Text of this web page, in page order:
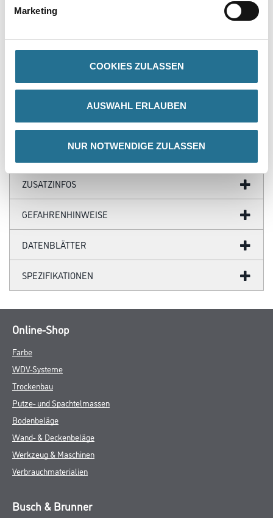
Marketing
COOKIES ZULASSEN
AUSWAHL ERLAUBEN
NUR NOTWENDIGE ZULASSEN
Verarbeitungstemp./Luftfeuchte
Untere Temperaturgrenze bei der Verarbeitung und Trocknung: +5
ZUSATZINFOS
GEFAHRENHINWEISE
DATENBLÄTTER
SPEZIFIKATIONEN
Online-Shop
Farbe
WDV-Systeme
Trockenbau
Putze- und Spachtelmassen
Bodenbeläge
Wand- & Deckenbeläge
Werkzeug & Maschinen
Verbrauchmaterialien
Busch & Brunner